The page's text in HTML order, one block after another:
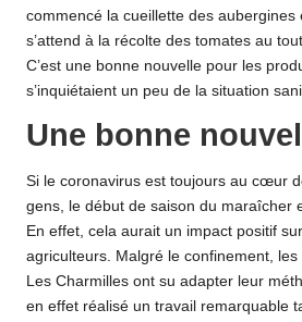
commencé la cueillette des aubergines
s’attend à la récolte des tomates au
C’est une bonne nouvelle pour les
s’inquiétaient un peu de la situation
Une bonne
Si le coronavirus est toujours au cœur
gens, le début de saison du maraîcher
En effet, cela aurait un impact positif
agriculteurs. Malgré le confinement, les
Les Charmilles ont su adapter leur
en effet réalisé un travail remarquable